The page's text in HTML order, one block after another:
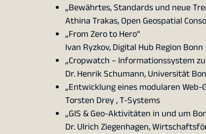
„Bewährtes, Standards und neue
Athina Trakas, Open Geospatial
„From Zero to Hero“
Ivan Ryzkov, Digital Hub Region Bonn
„Cropwatch – Informationssystem
Dr. Henrik Schumann, Universität
„Entwicklung eines modularen Web-
Torsten Drey , T-Systems
„GIS & Geo-Aktivitäten in und um
Dr. Ulrich Ziegenhagen,